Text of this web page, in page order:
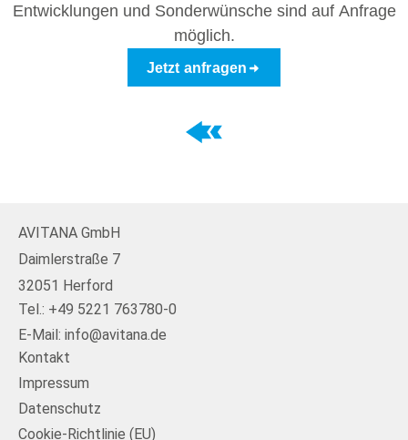
Entwicklungen und Sonderwünsche sind auf Anfrage
möglich.
Jetzt anfragen
AVITANA GmbH
Daimlerstraße 7
32051 Herford
Tel.: +49 5221 763780-0
E-Mail: info@avitana.de
Kontakt
Impressum
Datenschutz
Cookie-Richtlinie (EU)